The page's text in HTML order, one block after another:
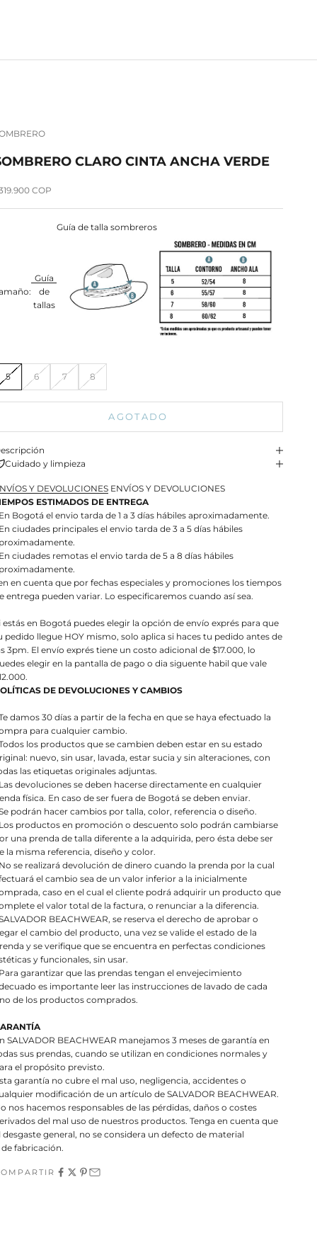
CLARO CINTA ANCHA VERDE
de oferta
COP
Guía
de
tallas
Guía de talla sombreros
5 6 7 8
AGOTADO
Cuidado y limpieza
Y DEVOLUCIONES ENVÍOS Y DEVOLUCIONES
ESTIMADOS DE ENTREGA
En Bogotá el envio tarda de 1 a 3 días hábiles aproximadamente.
En ciudades principales el envio tarda de 3 a 5 días hábiles
En ciudades remotas el envio tarda de 5 a 8 días hábiles
en cuenta que por fechas especiales y promociones los tiempos
entrega pueden variar. Lo especificaremos cuando así sea.
estás en Bogotá puedes elegir la opción de envío exprés para que
pedido llegue HOY mismo, solo aplica si haces tu pedido antes de
3pm. El envío exprés tiene un costo adicional de $17.000, lo
elegir en la pantalla de pago o dia siguente habil que vale
DE DEVOLUCIONES Y CAMBIOS
Te damos 30 días a partir de la fecha en que se haya efectuado la
para cualquier cambio.
Todos los productos que se cambien deben estar en su estado
nuevo, sin usar, lavada, estar sucia y sin alteraciones, con
las etiquetas originales adjuntas.
Las devoluciones se deben hacerse directamente en cualquier
física. En caso de ser fuera de Bogotá se deben enviar.
Se podrán hacer cambios por talla, color, referencia o diseño.
Los productos en promoción o descuento solo podrán cambiarse
una prenda de talla diferente a la adquirida, pero ésta debe ser
la misma referencia, diseño y color.
No se realizará devolución de dinero cuando la prenda por la cual
el cambio sea de un valor inferior a la inicialmente
caso en el cual el cliente podrá adquirir un producto que
el valor total de la factura, o renunciar a la diferencia.
SALVADOR BEACHWEAR, se reserva el derecho de aprobar o
el cambio del producto, una vez se valide el estado de la
y se verifique que se encuentra en perfectas condiciones
y funcionales, sin usar.
Para garantizar que las prendas tengan el envejecimiento
es importante leer las instrucciones de lavado de cada
de los productos comprados.
SALVADOR BEACHWEAR manejamos 3 meses de garantía en
sus prendas, cuando se utilizan en condiciones normales y
el propósito previsto.
garantía no cubre el mal uso, negligencia, accidentes o
modificación de un artículo de SALVADOR BEACHWEAR.
nos hacemos responsables de las pérdidas, daños o costes
del mal uso de nuestros productos. Tenga en cuenta que
desgaste general, no se considera un defecto de material
de fabricación.